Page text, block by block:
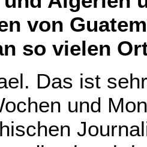
von
so vielen
Das ist
und